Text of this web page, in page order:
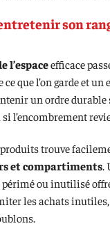
son
l’espaceefficace
que l’on garde et
un ordre durable
l’encombrement
trouve
et compartiments
périmé ou inutilisé
les achats